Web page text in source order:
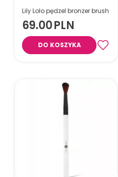
Lily Lolo pędzel bronzer brush
69.00PLN
DO KOSZYKA